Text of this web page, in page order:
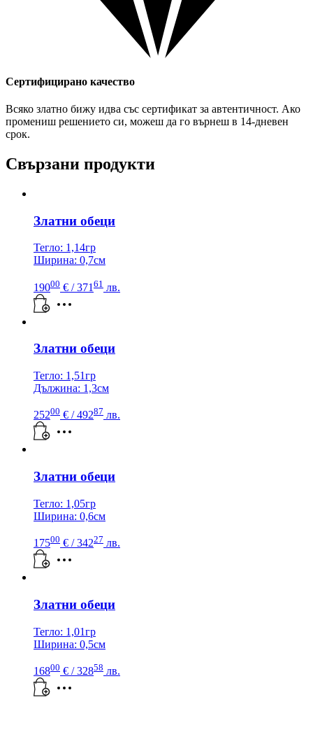
Сертифицирано качество
Всяко златно бижу идва със сертификат за автентичност. Ако
промениш решението си, можеш да го върнеш в 14-дневен
срок.
Свързани продукти
Златни обеци
Тегло: 1,14гр
Ширина: 0,7см
19000 € / 371 61 лв.
Златни обеци
Тегло: 1,51гр
Дължина: 1,3см
25200 € / 49287 лв.
Златни обеци
Тегло: 1,05гр
Ширина: 0,6см
17500 € / 34227 лв.
Златни обеци
Тегло: 1,01гр
Ширина: 0,5см
16800 € / 32858 лв.